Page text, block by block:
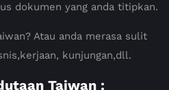
dokumen yang anda titipkan.
Atau anda merasa sulit
kunjungan,dll.
Taiwan :